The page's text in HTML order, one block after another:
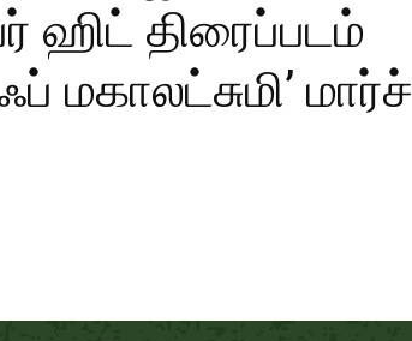
ஹிட் திரைப்படம்
மார்ச்